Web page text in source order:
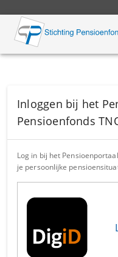
Inloggen bij het
Pensioenfonds
Log in bij het
je persoonlijke